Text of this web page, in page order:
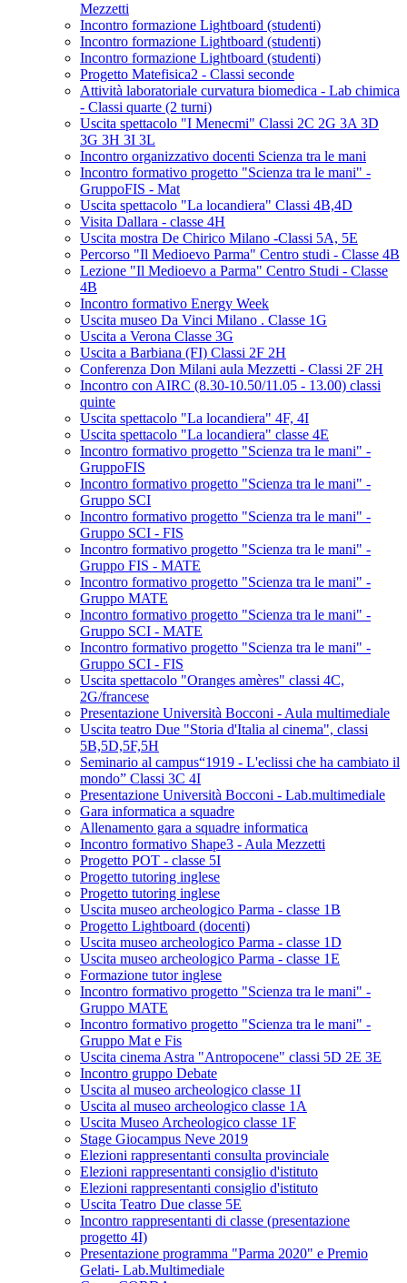
Mezzetti
Incontro formazione Lightboard (studenti)
Incontro formazione Lightboard (studenti)
Incontro formazione Lightboard (studenti)
Progetto Matefisica2 - Classi seconde
Attività laboratoriale curvatura biomedica - Lab chimica
- Classi quarte (2 turni)
Uscita spettacolo "I Menecmi" Classi 2C 2G 3A 3D
3G 3H 3I 3L
Incontro organizzativo docenti Scienza tra le mani
Incontro formativo progetto "Scienza tra le mani" -
GruppoFIS - Mat
Uscita spettacolo "La locandiera" Classi 4B,4D
Visita Dallara - classe 4H
Uscita mostra De Chirico Milano -Classi 5A, 5E
Percorso "Il Medioevo Parma" Centro studi - Classe 4B
Lezione "Il Medioevo a Parma" Centro Studi - Classe
4B
Incontro formativo Energy Week
Uscita museo Da Vinci Milano . Classe 1G
Uscita a Verona Classe 3G
Uscita a Barbiana (FI) Classi 2F 2H
Conferenza Don Milani aula Mezzetti - Classi 2F 2H
Incontro con AIRC (8.30-10.50/11.05 - 13.00) classi
quinte
Uscita spettacolo "La locandiera" 4F, 4I
Uscita spettacolo "La locandiera" classe 4E
Incontro formativo progetto "Scienza tra le mani" -
GruppoFIS
Incontro formativo progetto "Scienza tra le mani" -
Gruppo SCI
Incontro formativo progetto "Scienza tra le mani" -
Gruppo SCI - FIS
Incontro formativo progetto "Scienza tra le mani" -
Gruppo FIS - MATE
Incontro formativo progetto "Scienza tra le mani" -
Gruppo MATE
Incontro formativo progetto "Scienza tra le mani" -
Gruppo SCI - MATE
Incontro formativo progetto "Scienza tra le mani" -
Gruppo SCI - FIS
Uscita spettacolo "Oranges amères" classi 4C,
2G/francese
Presentazione Università Bocconi - Aula multimediale
Uscita teatro Due "Storia d'Italia al cinema", classi
5B,5D,5F,5H
Seminario al campus“1919 - L'eclissi che ha cambiato il
mondo” Classi 3C 4I
Presentazione Università Bocconi - Lab.multimediale
Gara informatica a squadre
Allenamento gara a squadre informatica
Incontro formativo Shape3 - Aula Mezzetti
Progetto POT - classe 5I
Progetto tutoring inglese
Progetto tutoring inglese
Uscita museo archeologico Parma - classe 1B
Progetto Lightboard (docenti)
Uscita museo archeologico Parma - classe 1D
Uscita museo archeologico Parma - classe 1E
Formazione tutor inglese
Incontro formativo progetto "Scienza tra le mani" -
Gruppo MATE
Incontro formativo progetto "Scienza tra le mani" -
Gruppo Mat e Fis
Uscita cinema Astra "Antropocene" classi 5D 2E 3E
Incontro gruppo Debate
Uscita al museo archeologico classe 1I
Uscita al museo archeologico classe 1A
Uscita Museo Archeologico classe 1F
Stage Giocampus Neve 2019
Elezioni rappresentanti consulta provinciale
Elezioni rappresentanti consiglio d'istituto
Elezioni rappresentanti consiglio d'istituto
Uscita Teatro Due classe 5E
Incontro rappresentanti di classe (presentazione
progetto 4I)
Presentazione programma "Parma 2020" e Premio
Gelati- Lab.Multimediale